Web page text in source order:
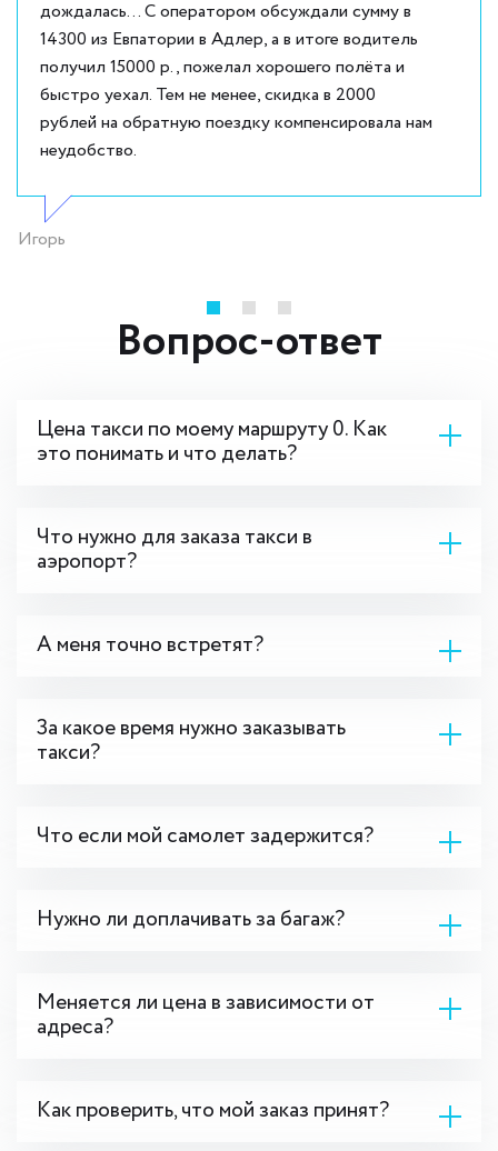
дождалась... С оператором обсуждали сумму в
14300 из Евпатории в Адлер, а в итоге водитель
получил 15000 р., пожелал хорошего полёта и
быстро уехал. Тем не менее, скидка в 2000
рублей на обратную поездку компенсировала нам
неудобство.
Игорь
Вопрос-ответ
Цена такси по моему маршруту 0. Как
это понимать и что делать?
Что нужно для заказа такси в
аэропорт?
А меня точно встретят?
За какое время нужно заказывать
такси?
Что если мой самолет задержится?
Нужно ли доплачивать за багаж?
Меняется ли цена в зависимости от
адреса?
Как проверить, что мой заказ принят?